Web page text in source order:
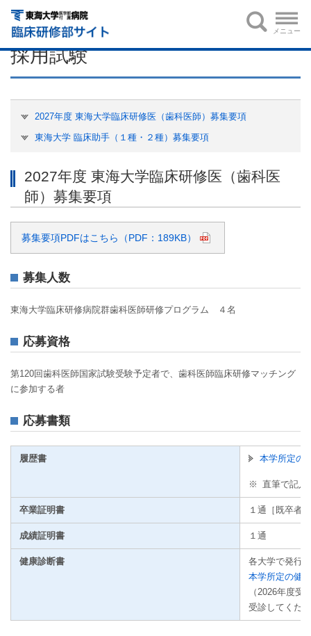
メニュー
HOME 歯科臨床研修
採用試験
2027年度 東海大学臨床研修医（歯科医師）募集要項
東海大学 臨床助手（１種・２種）募集要項
2027年度 東海大学臨床研修医（歯科医
師）募集要項
募集要項PDFはこちら（PDF：189KB）
募集人数
東海大学臨床研修病院群歯科医師研修プログラム ４名
応募資格
第120回歯科医師国家試験受験予定者で、歯科医師臨床研修マッチング
に参加する者
応募書類
履歴書 本学所定の
※ 直筆で記入
卒業証明書 １通［既卒者
成績証明書 １通
健康診断書
各大学で発行
本学所定の健
（2026年度
受診してくだ